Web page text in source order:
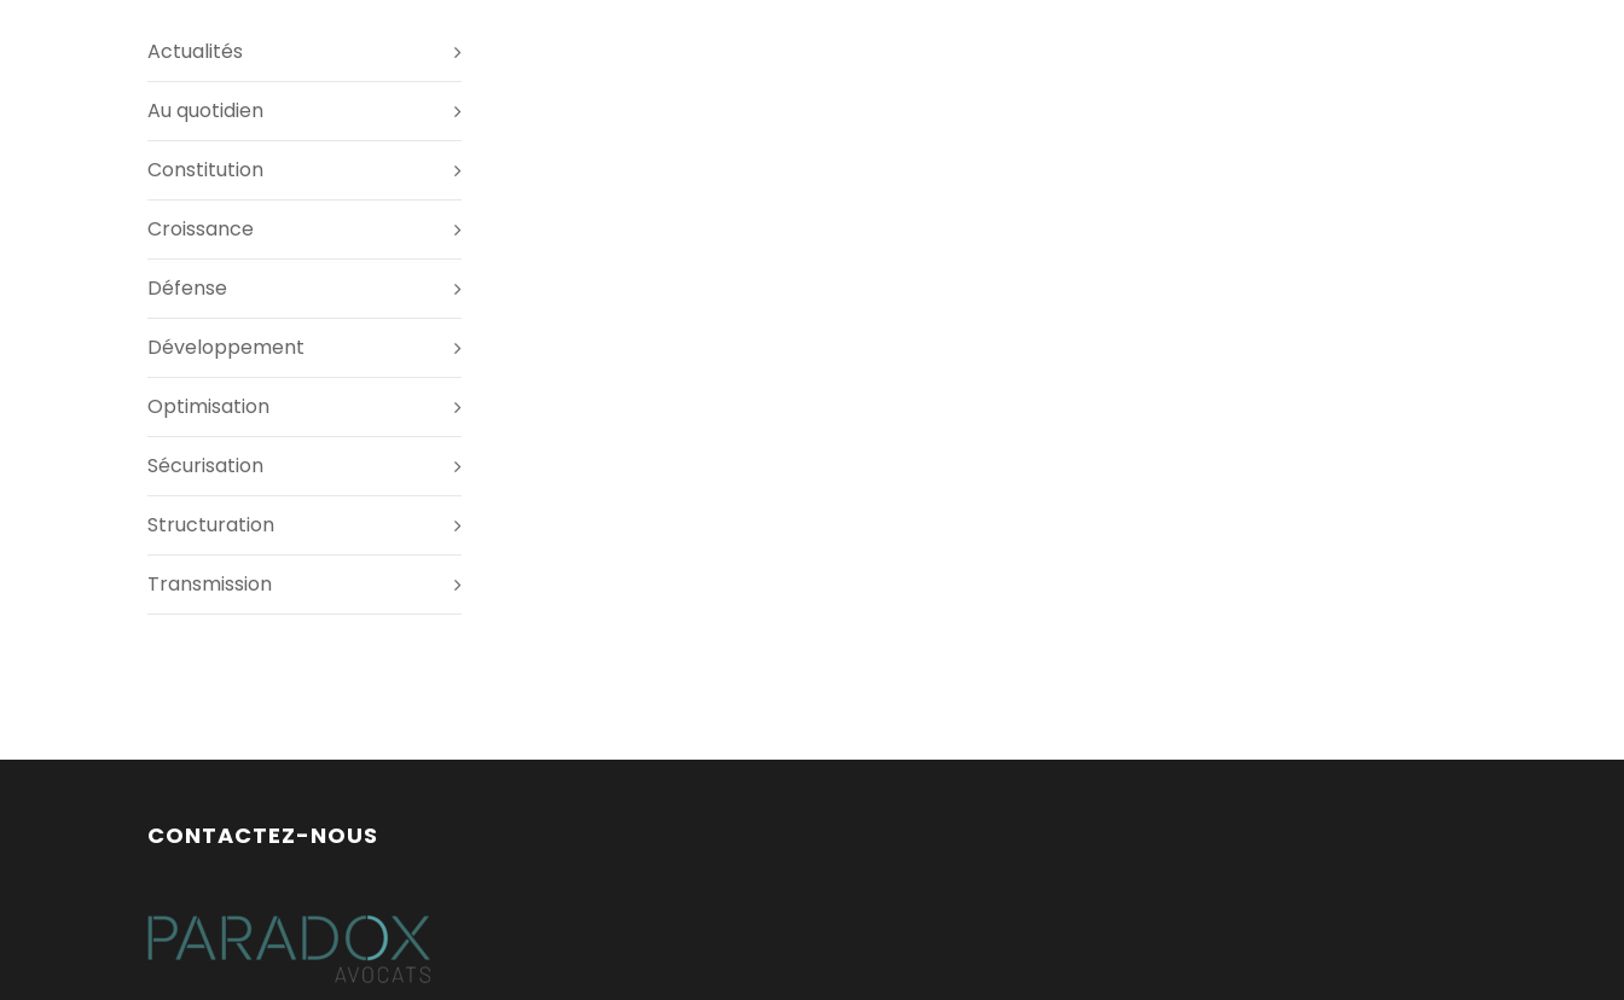
Actualités
Au quotidien
Constitution
Croissance
Défense
Développement
Optimisation
Sécurisation
Structuration
Transmission
CONTACTEZ-NOUS